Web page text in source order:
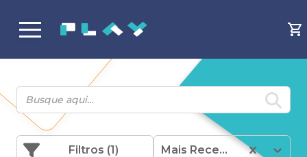
Filtros (1) Mais Recentes